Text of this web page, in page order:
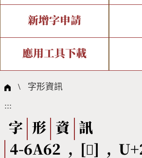
全字庫介紹
中文碼介紹
國際字碼相關組織
IDS查詢
複合查詢
筆畫查詢
筆順序查詢
CNS查詢
新增字申請
新字申請處理流程
字形即時顯示
全字庫授權 轉
應用工具下載
個人電腦造字處理工具
字形下載
問題集
熱門查詢統計
\ 字形資訊
:::
字 形 資
訊
4-6A62 , [𥷚] ,